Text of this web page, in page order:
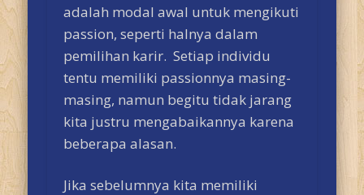
adalah modal awal untuk mengikuti
passion, seperti halnya dalam
pemilihan karir. Setiap individu
tentu memiliki passionnya masing-
masing, namun begitu tidak jarang
kita justru mengabaikannya karena
beberapa alasan.
Jika sebelumnya kita memiliki